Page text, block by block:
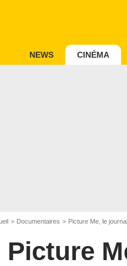
NEWS CINÉMA
Documentaires Picture Me, le
Picture